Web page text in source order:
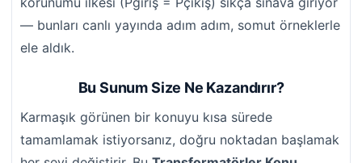
— bunları canlı yayında adım adım, somut örneklerle
ele aldık.
Bu Sunum Size Ne Kazandırır?
Karmaşık görünen bir konuyu kısa sürede
tamamlamak istiyorsanız, doğru noktadan başlamak